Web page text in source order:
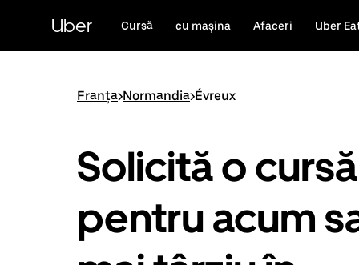
conținutul
principal
Uber Cursă cu mașina Afaceri Uber
Franța>Normandia>Évreux
Solicită o cursă
pentru acum